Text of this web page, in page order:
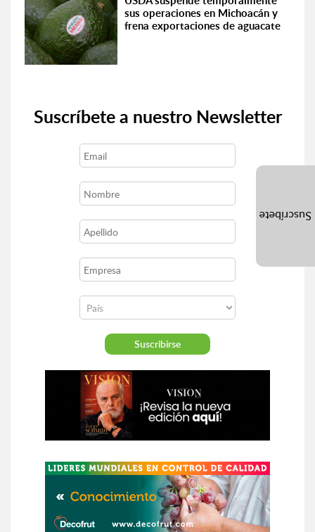
sus operaciones en Michoacán y
frena exportaciones de aguacate
Suscríbete a nuestro Newsletter
Suscríbete